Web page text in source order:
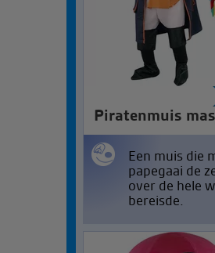
Piratenmuis
Een muis die
papegaai de
over de hele
bereisde.